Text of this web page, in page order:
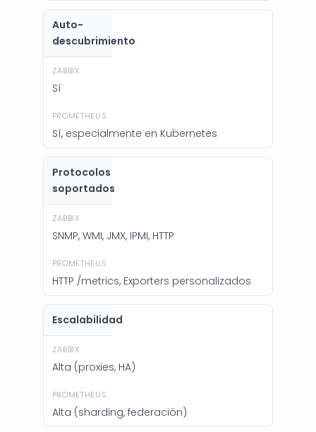
Auto-
descubrimiento
Sí
Sí, especialmente en Kubernetes
Protocolos
soportados
SNMP, WMI, JMX, IPMI, HTTP
HTTP /metrics, Exporters personalizados
Escalabilidad
Alta (proxies, HA)
Alta (sharding, federación)